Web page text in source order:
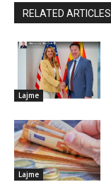
RELATED ARTICLES
Lajme
Lajme